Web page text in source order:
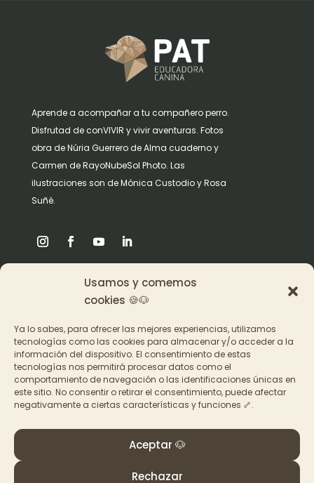
Usamos y comemos
cookies 🍪🐶
Ya lo sabes, para ofrecer las mejores experiencias, utilizamos
tecnologías como las cookies para almacenar y/o acceder a la
información del dispositivo. El consentimiento de estas
tecnologías nos permitirá procesar datos como el
comportamiento de navegación o las identificaciones únicas en
este sitio. No consentir o retirar el consentimiento, puede afectar
negativamente a ciertas características y funciones 🦴.
Aceptar 🐶
Rechazar
Aprende a acompañar a tu compañero perro.
Disfrutad de conVIVIR y vivir aventuras. Fotos
obra de Núria Guerrero de Alma cuaderno y
Carmen de RayoNubeSol Photo. Las
ilustraciones son de Mónica Custodio y Rosa
Suñè.
Acceder a los cursos
Contacto
© PAT Educadora Canina, Galicia